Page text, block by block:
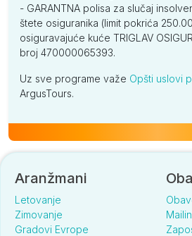
- GARANTNA polisa za slučaj
štete osiguranika (limit pokrića
osiguravajuće kuće TRIGLAV
broj 470000065393.
Uz sve programe važe Opšti uslovi
ArgusTours.
Aranžmani
Letovanje
Zimovanje
Gradovi Evrope